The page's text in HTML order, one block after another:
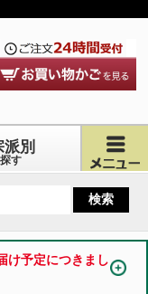
派別
す
け予定につきまし